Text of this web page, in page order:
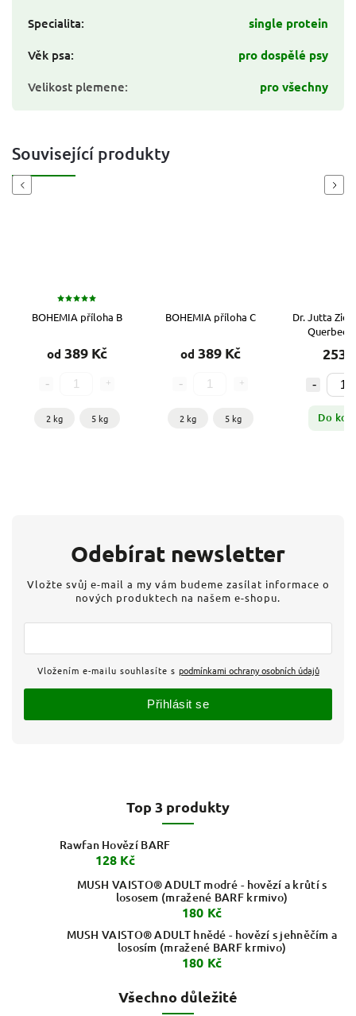
Specialita:
single protein
Věk psa:
pro dospělé psy
Velikost plemene: pro všechny
Související produkty
Previous
BOHEMIA příloha B
od 389 Kč
2 kg 5 kg
BOHEMIA příloha C
od 389 Kč
2 kg 5 kg
Dr. Jutta
Querbeet
253
Do
Next
Top 3 produkty
Rawfan Hovězí BARF
128 Kč
MUSH VAISTO® ADULT modré - hovězí a krůtí s
lososem (mražené BARF krmivo)
180 Kč
MUSH VAISTO® ADULT hnědé - hovězí s jehněčím a
lososím (mražené BARF krmivo)
180 Kč
Všechno důležité
Odebírat newsletter
Vložte svůj e-mail a my vám budeme zasílat informace o
nových produktech na našem e-shopu.
Vložením e-mailu souhlasíte s podmínkami ochrany osobních údajů
Přihlásit se